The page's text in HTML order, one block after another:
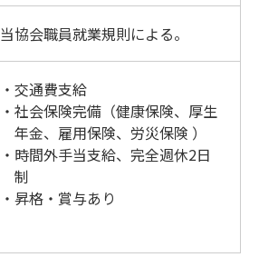
当協会職員就業規則による。
交通費支給
社会保険完備（健康保険、厚生
年金、雇用保険、労災保険 ）
時間外手当支給、完全週休2日
制
昇格・賞与あり